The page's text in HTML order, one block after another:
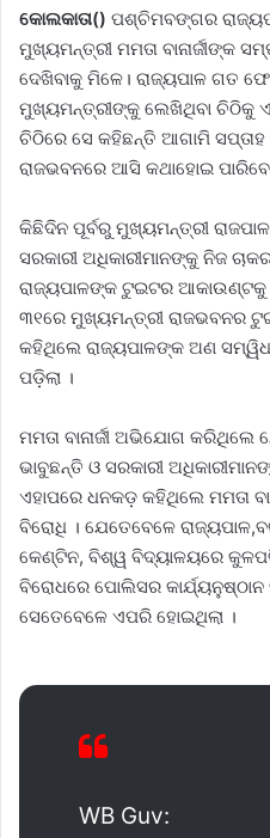
କୋଲକାତା() ପଶ୍ଚିମବଙ୍ଗର
ମୁଖ୍ୟମନ୍ତ୍ରୀ ମମତା ବାନାର୍ଜୀଙ୍କ
ଦେଖିବାକୁ ମିଳେ। ରାଜ୍ୟପାଳ ଗତ
ମୁଖ୍ୟମନ୍ତ୍ରୀଙ୍କୁ ଲେଖିଥିବା ଚିଠିକୁ
ଚିଠିରେ ସେ କହିଛନ୍ତି ଆଗାମି
ରାଜଭବନରେ ଆସି କଥାହୋଇ ପାରିବେ
କିଛିଦିନ ପୂର୍ବରୁ ମୁଖ୍ୟମନ୍ତ୍ରୀ
ସରକାରୀ ଅଧିକାରୀମାନଙ୍କୁ ନିଜ
ରାଜ୍ୟପାଳଙ୍କ ଟୁଇଟର
୩୧ରେ ମୁଖ୍ୟମନ୍ତ୍ରୀ ରାଜଭବନର
କହିଥିଲେ ରାଜ୍ୟପାଳଙ୍କ ଅଣ
ପଡ଼ିଲା ।
ମମତା ବାନାର୍ଜୀ ଅଭିଯୋଗ
ଭାବୁଛନ୍ତି ଓ ସରକାରୀ
ଏହାପରେ ଧନକଡ଼ କହିଥିଲେ ମମତା
ବିରୋଧି । ଯେତେବେଳେ
କେଣ୍ଟିନ, ବିଶ୍ୱ ବିଦ୍ୟାଳୟରେ
ବିରୋଧରେ ପୋଲିସର
ସେତେବେଳେ ଏପରି ହୋଇଥିଲା ।
WB Guv: